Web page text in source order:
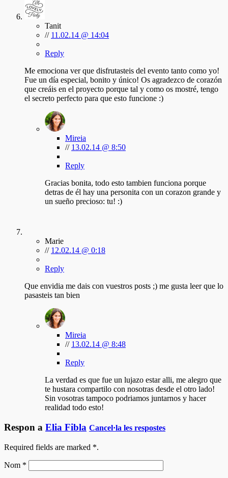
Tanit
// 11.02.14 @ 14:04
Reply
Me emociona ver que disfrutasteis del evento tanto como yo!
Fue un día especial, bonito y único! Os agradezco de corazón
que creáis en el proyecto porque tal y como os mostré, tengo
el secreto perfecto para que esto funcione :)
Mireia
// 13.02.14 @ 8:50
Reply
Gracias bonita, todo esto tambien funciona porque
detras de él hay una personita con un corazon grande y
un sueño precioso: tu! :)
Marie
// 12.02.14 @ 0:18
Reply
Que envidia me dais con vuestros posts ;) me gusta leer que lo
pasasteis tan bien
Mireia
// 13.02.14 @ 8:48
Reply
La verdad es que fue un lujazo estar alli, me alegro que
te hustara compartilo con nosotras desde el otro lado!
Sin vosotras tampoco podriamos juntarnos y hacer
realidad todo esto!
Respon a Elia Fibla Cancel·la les respostes
Required fields are marked *.
Nom *